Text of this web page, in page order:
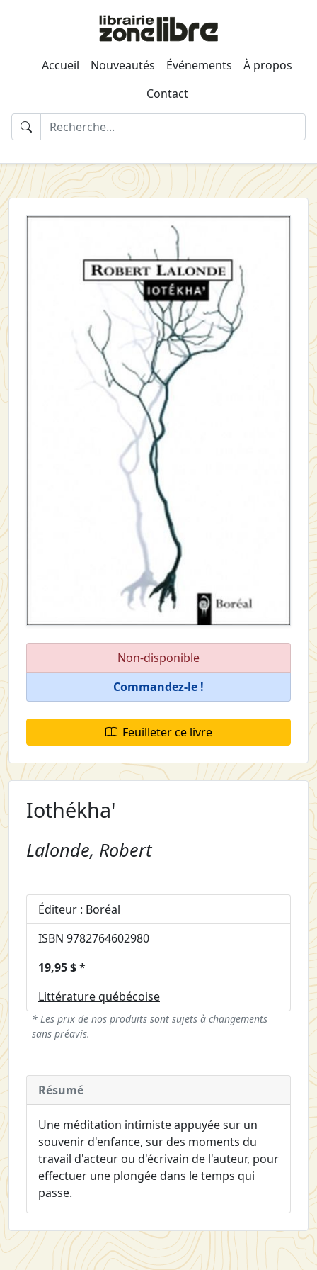
Accueil Nouveautés Événements
À propos
Contact
Non-disponible
Commandez-le !
Feuilleter ce livre
Iothékha'
Lalonde, Robert
Éditeur : Boréal
ISBN 9782764602980
19,95 $*
Littérature québécoise
* Les prix de nos produits sont sujets à changements
sans préavis.
Résumé
Une méditation intimiste appuyée sur un
souvenir d'enfance, sur des moments du
travail d'acteur ou d'écrivain de l'auteur, pour
effectuer une plongée dans le temps qui
passe.